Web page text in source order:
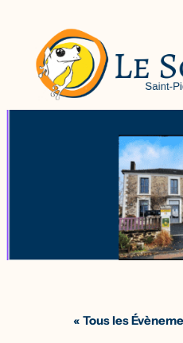
« Tous les